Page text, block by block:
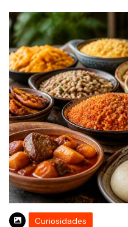
Curiosidades